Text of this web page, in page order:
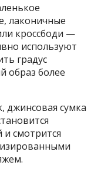
лаконичные
кроссбоди —
используют
градус
образ более
джинсовая сумка
смотрится